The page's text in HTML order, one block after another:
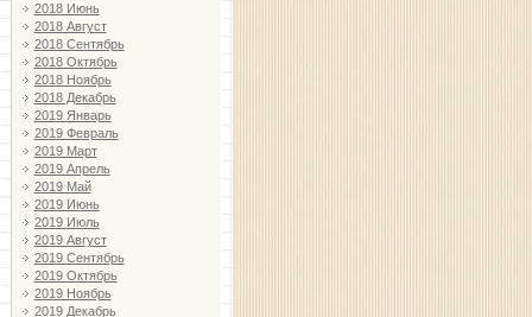
2018 Июнь
2018 Август
2018 Сентябрь
2018 Октябрь
2018 Ноябрь
2018 Декабрь
2019 Январь
2019 Февраль
2019 Март
2019 Апрель
2019 Май
2019 Июнь
2019 Июль
2019 Август
2019 Сентябрь
2019 Октябрь
2019 Ноябрь
2019 Декабрь